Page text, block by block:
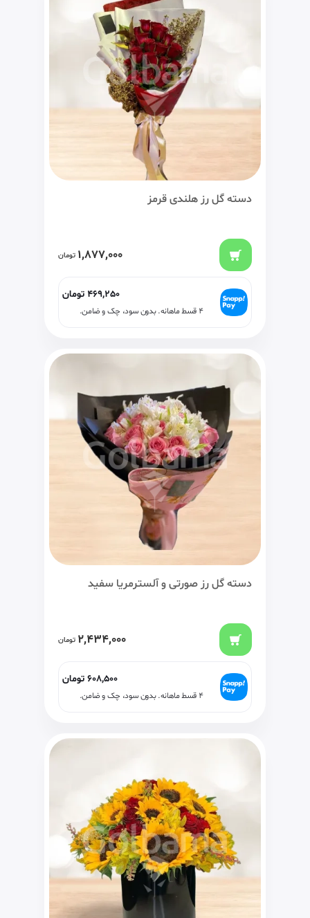
دسته گل رز هلندی قرمز
1,877,000 تومان
469,250 تومان
۴ قسط ماهانه. بدون سود، چک و ضامن.
دسته گل رز صورتی و آلسترمریا سفید
2,434,000 تومان
608,500 تومان
۴ قسط ماهانه. بدون سود، چک و ضامن.